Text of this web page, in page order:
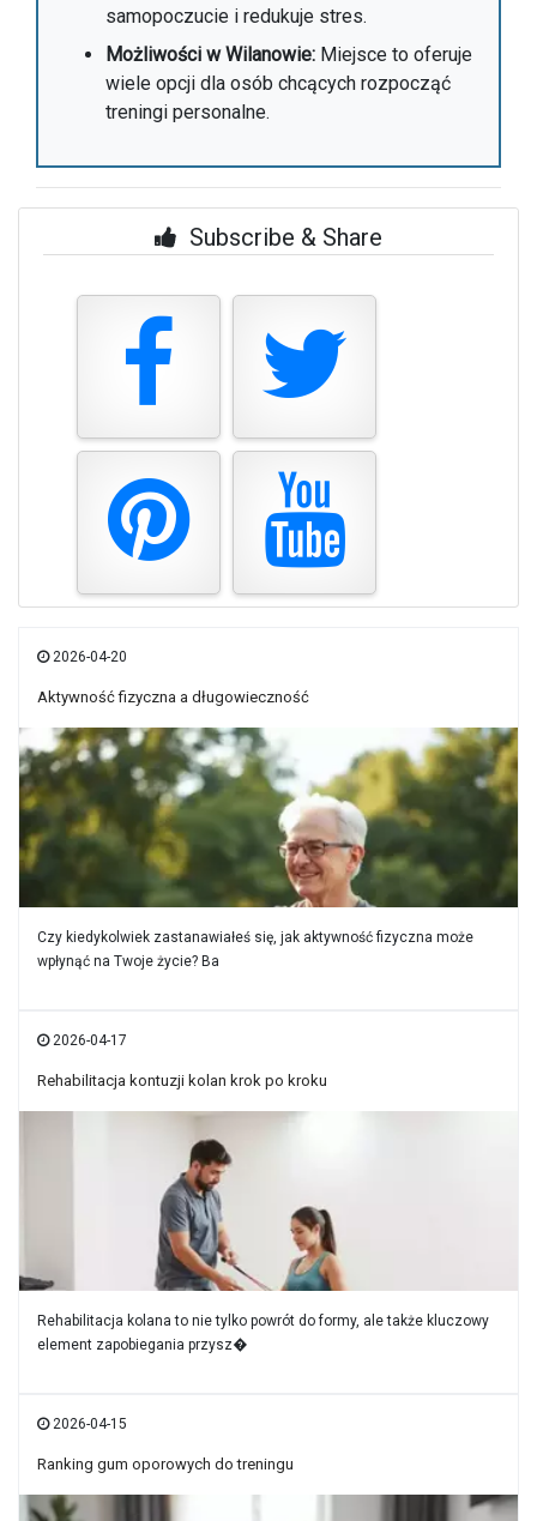
samopoczucie i redukuje stres.
Możliwości w Wilanowie: Miejsce to oferuje
wiele opcji dla osób chcących rozpocząć
treningi personalne.
Subscribe & Share
2026-04-20
Aktywność fizyczna a długowieczność
Czy kiedykolwiek zastanawiałeś się, jak aktywność fizyczna może
wpłynąć na Twoje życie? Ba
2026-04-17
Rehabilitacja kontuzji kolan krok po kroku
Rehabilitacja kolana to nie tylko powrót do formy, ale także kluczowy
element zapobiegania przysz�
2026-04-15
Ranking gum oporowych do treningu